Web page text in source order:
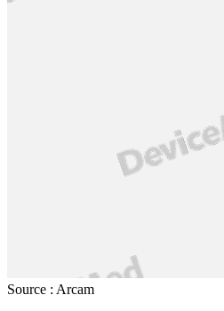
Source : Arcam